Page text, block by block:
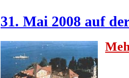
31. Mai 2008 auf